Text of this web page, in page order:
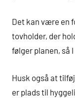
Det kan være en
tovholder, der
følger planen, så
Husk også at
er plads til